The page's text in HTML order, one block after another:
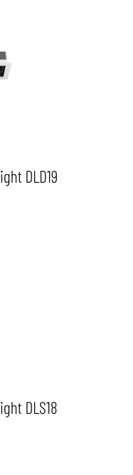
DLD19
DLS18